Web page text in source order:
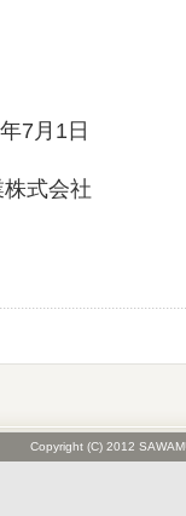
1日
会社
Copyright (C) 2012